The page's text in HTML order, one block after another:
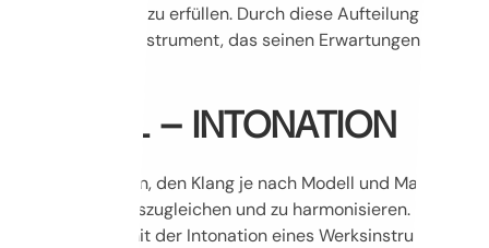
unserer Kunden zu erfüllen. Durch diese Aufteilung erhält
der Kunde ein Instrument, das seinen Erwartungen
MODELL – INTONATION
Es besteht darin, den Klang je nach Modell und Marke des
Instruments auszugleichen und zu harmonisieren.
Vergleichbar mit der Intonation eines Werksinstruments.